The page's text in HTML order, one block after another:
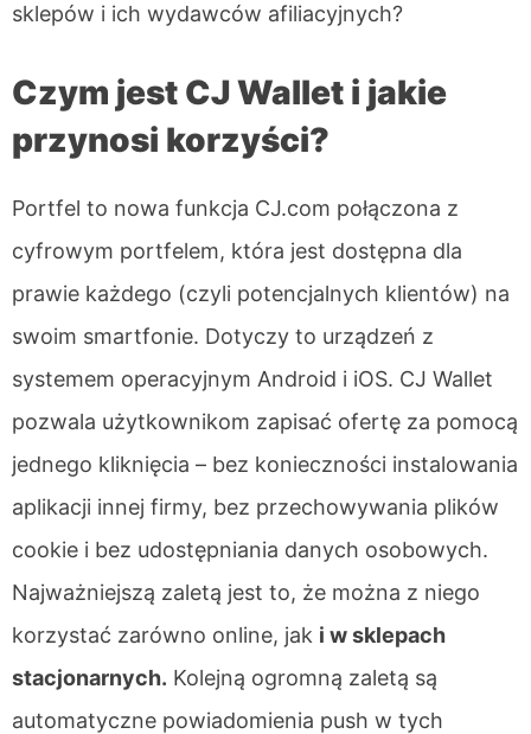
sklepów i ich wydawców afiliacyjnych?
Czym jest CJ Wallet i jakie
przynosi korzyści?
Portfel to nowa funkcja CJ.com połączona z
cyfrowym portfelem, która jest dostępna dla
prawie każdego (czyli potencjalnych klientów) na
swoim smartfonie. Dotyczy to urządzeń z
systemem operacyjnym Android i iOS. CJ Wallet
pozwala użytkownikom zapisać ofertę za pomocą
jednego kliknięcia – bez konieczności instalowania
aplikacji innej firmy, bez przechowywania plików
cookie i bez udostępniania danych osobowych.
Najważniejszą zaletą jest to, że można z niego
korzystać zarówno online, jak i w sklepach
stacjonarnych. Kolejną ogromną zaletą są
automatyczne powiadomienia push w tych